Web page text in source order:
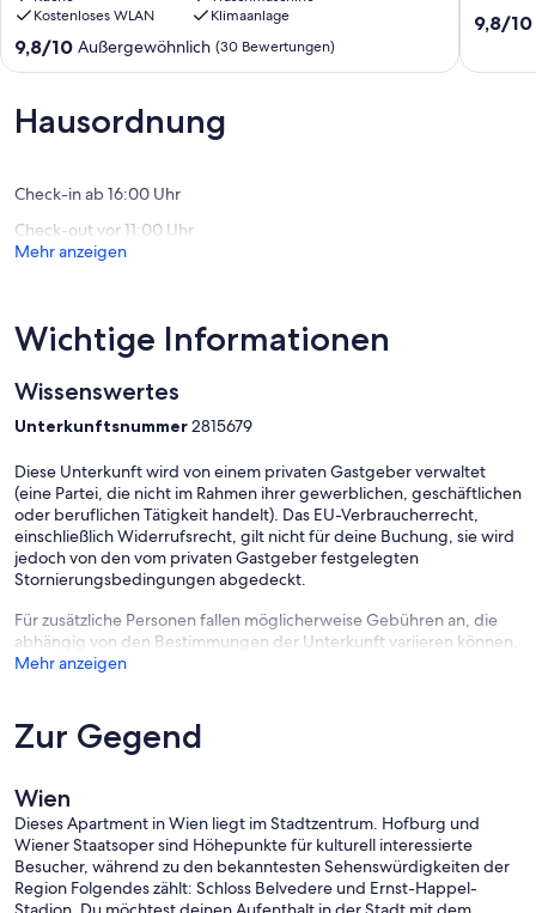
und
geräumiger
Terrasse
der
U-
8of10
Erdberg
Kostenloses WLAN
Klimaanlage
9.8
von
Außergewöhnlich,
(30
9,8/10 Außergewöhnlich (30 Bewertungen)
WLAN,
U-
9.8
9,8/10
Hausordnung
Check-in ab 16:00 Uhr
Check-out vor 11:00 Uhr
Mehr anzeigen
Wichtige Informationen
Wissenswertes
Unterkunftsnummer2815679
Diese Unterkunft wird von einem privaten Gastgeber verwaltet
(eine Partei, die nicht im Rahmen ihrer gewerblichen, geschäftlichen
oder beruflichen Tätigkeit handelt). Das EU-Verbraucherrecht,
einschließlich Widerrufsrecht, gilt nicht für deine Buchung, sie wird
jedoch von den vom privaten Gastgeber festgelegten
Stornierungsbedingungen abgedeckt.
Für zusätzliche Personen fallen möglicherweise Gebühren an, die
abhängig von den Bestimmungen der Unterkunft variieren können.
Mehr anzeigen
Zur Gegend
Wien
Dieses Apartment in Wien liegt im Stadtzentrum. Hofburg und
Wiener Staatsoper sind Höhepunkte für kulturell interessierte
Besucher, während zu den bekanntesten Sehenswürdigkeiten der
Region Folgendes zählt: Schloss Belvedere und Ernst-Happel-